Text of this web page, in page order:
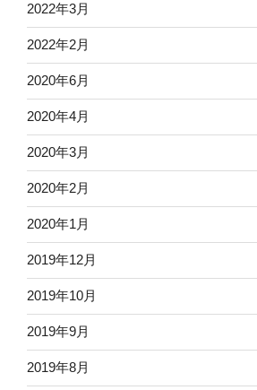
2022年3月
2022年2月
2020年6月
2020年4月
2020年3月
2020年2月
2020年1月
2019年12月
2019年10月
2019年9月
2019年8月